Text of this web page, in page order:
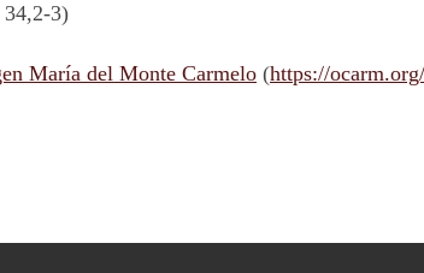
34,2-3)
María del Monte Carmelo (https://